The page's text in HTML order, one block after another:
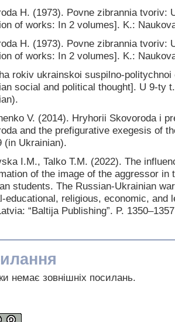
H. (1973). Povne zibrannia tvoriv:
of works: In 2 volumes]. K.:
H. (1973). Povne zibrannia tvoriv:
of works: In 2 volumes]. K.:
rokiv ukrainskoi suspilno-
social and political thought]. U 9-ty
V. (2014). Hryhorii Skovoroda i
and the prefigurative exegesis of
(in Ukrainian).
I.M., Talko T.M. (2022). The
of the image of the aggressor in
students. The Russian-Ukrainian
educational, religious, economic, and
“Baltija Publishing”. P.
немає зовнішніх посилань.